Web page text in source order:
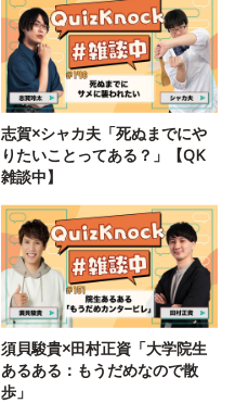
志賀×シャカ夫「死ぬまでにや
りたいことってある？」【QK
雑談中】
須貝駿貴×田村正資「大学院生
あるある：もうだめなので散
歩」